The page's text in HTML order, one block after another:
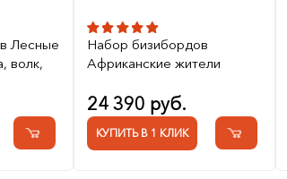
Лесные
волк,
Набор бизибордов
Африканские жители
24 390 руб.
КУПИТЬ В 1 КЛИК